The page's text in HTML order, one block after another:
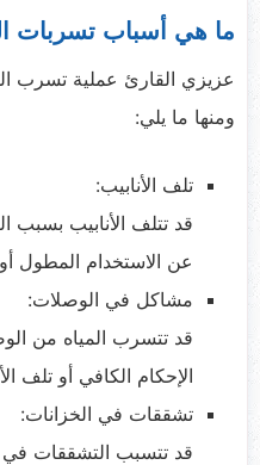
ما هي أسباب تسربات
عزيزي القارئ عملية تسرب
ومنها ما يلي:
تلف الأنابيب:
قد تتلف الأنابيب بسبب
عن الاستخدام المطول أو
مشاكل في الوصلات:
قد تتسرب المياه من
الإحكام الكافي أو تلف
تشققات في الخزانات:
قد تتسبب التشققات في